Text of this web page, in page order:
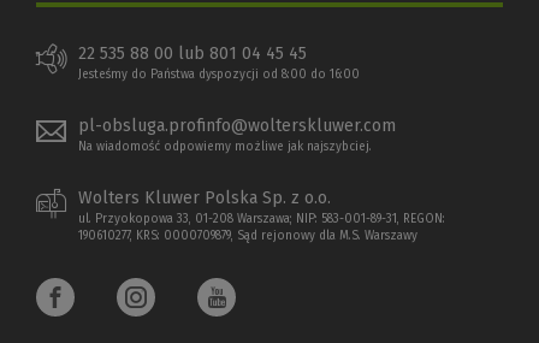
22 535 88 00 lub 801 04 45 45
Jesteśmy do Państwa dyspozycji od 8:00 do 16:00
pl-obsluga.profinfo@wolterskluwer.com
Na wiadomość odpowiemy możliwe jak najszybciej.
Wolters Kluwer Polska Sp. z o.o.
ul. Przyokopowa 33, 01-208 Warszawa; NIP: 583-001-89-31, REGON:
190610277, KRS: 0000709879, Sąd rejonowy dla M.S. Warszawy